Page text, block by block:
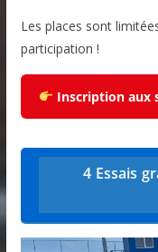
Les places sont
participation !
Inscription aux
4 Essais